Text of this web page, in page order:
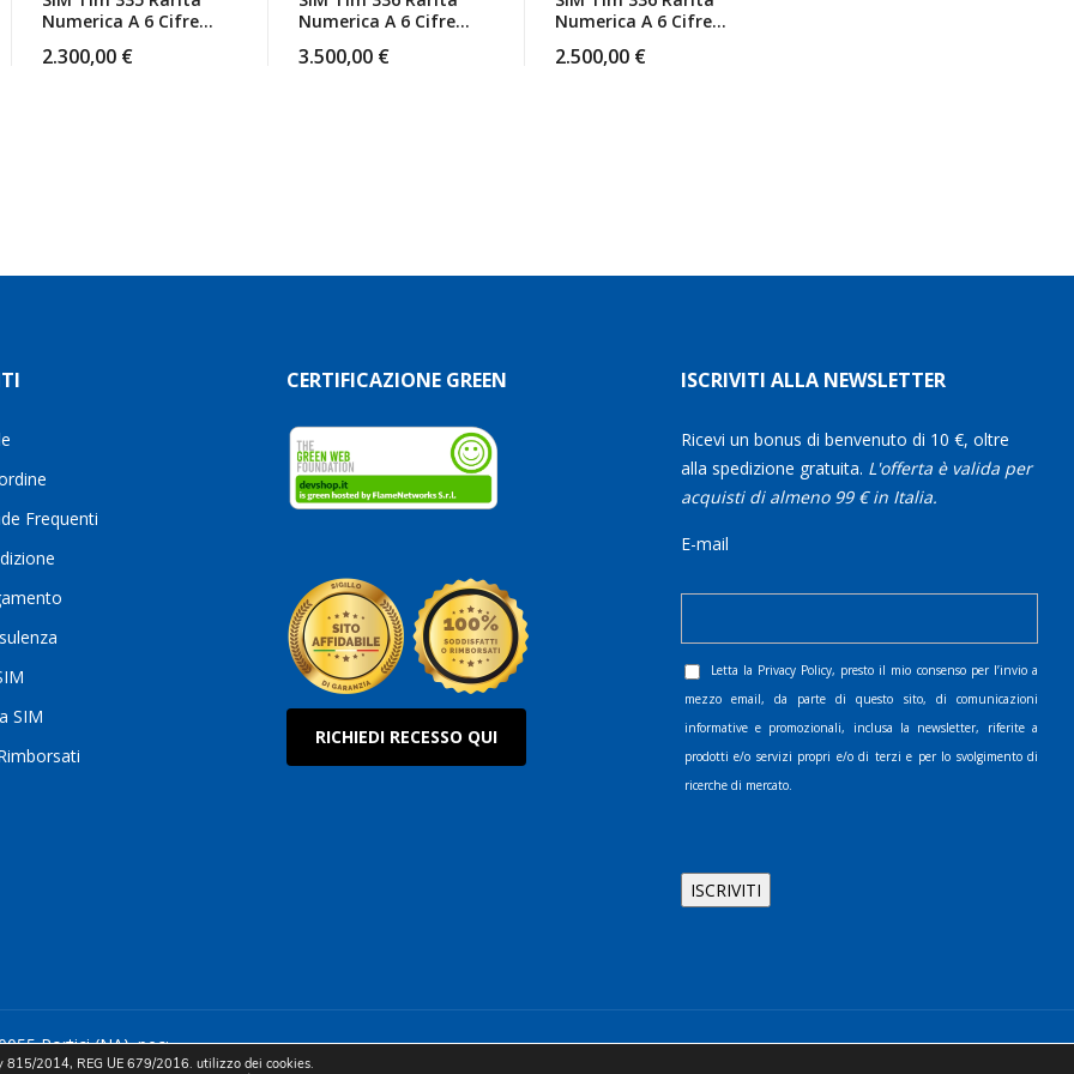
Numerica A 6 Cifre
Number
2.300,00 €
Numerica A 6 Cifre
Number
3.500,00 €
Numerica A 6 Cifre
Number
2.500,00 €
Frequenti
SIM
CERTIFICAZIONE GREEN
RICHIEDI RECESSO QUI
ISCRIVITI ALLA NEWSLETTER
Ricevi un bonus di benvenuto di 10 €, oltre
alla spedizione gratuita. L'offerta è valida per
acquisti di almeno 99 € in Italia.
E-mail
Letta la Privacy Policy, presto il mio consenso per l’invio a
mezzo email, da parte di questo sito, di comunicazioni
informative e promozionali, inclusa la newsletter, riferite a
prodotti e/o servizi propri e/o di terzi e per lo svolgimento di
ricerche di mercato.
Portici (NA). pec:
815/2014, REG UE 679/2016. utilizzo dei cookies.